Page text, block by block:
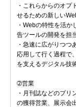
・これらからのオプ
せるための新しい
・Webの特性を活
告ツールの開発を担
・急速に広がりつ
応用して行く過程で
を支えるデジタル技
➁営業
・月刊誌などのプリ
の獲得営業、展示会